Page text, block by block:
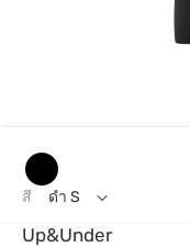
Up&Under
สี ดำ S